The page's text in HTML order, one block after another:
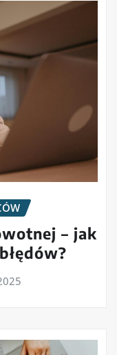
– jak